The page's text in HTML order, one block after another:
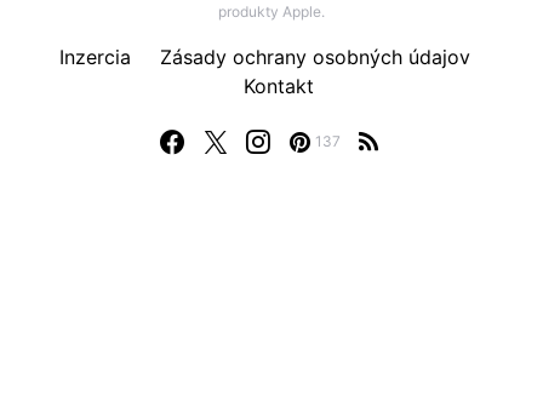
produkty Apple.
137
Inzercia
Zásady ochrany osobných údajov
Kontakt